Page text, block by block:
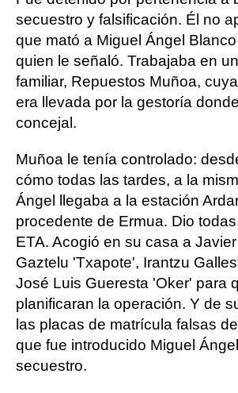
secuestro y falsificación. Él no
que mató a Miguel Ángel
quien le señaló. Trabajaba en
familiar, Repuestos Muñoa,
era llevada por la gestoría
concejal.
Muñoa le tenía controlado:
cómo todas las tardes, a la
Ángel llegaba a la estación
procedente de Ermua. Dio
ETA. Acogió en su casa a
Gaztelu 'Txapote', Irantzu
José Luis Gueresta 'Oker' para
planificaran la operación. Y de
las placas de matrícula falsas
que fue introducido Miguel
secuestro.